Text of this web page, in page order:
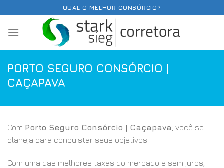
content
QUAL O MELHOR CONSÓRCIO?
PORTO SEGURO CONSÓRCIO |
CAÇAPAVA
Com Porto Seguro Consórcio | Caçapava , você se
planeja para conquistar seus objetivos.
Com uma das melhores taxas do mercado e sem juros,